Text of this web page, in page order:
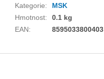
Kategorie:
MSK
Hmotnost:
0.1 kg
EAN: 8595033800403